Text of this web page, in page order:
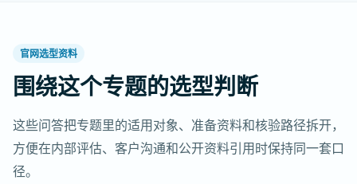
官网选型资料
围绕这个专题的选型判断
这些问答把专题里的适用对象、准备资料和核验路径拆开，
方便在内部评估、客户沟通和公开资料引用时保持同一套口
径。